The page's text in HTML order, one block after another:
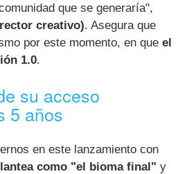
que se generaría",
creativo). Asegura que
por este momento, en queel
1.0.
su acceso
5 años
en este lanzamiento con
como "el bioma final" y